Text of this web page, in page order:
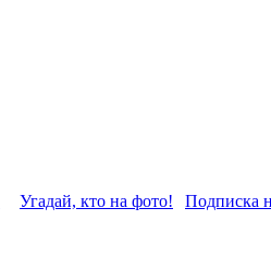
Угадай, кто на фото! Подписка